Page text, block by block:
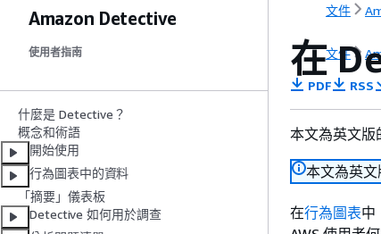
Amazon Detective
使用者指南
什麼是 Detective？
概念和術語
開始使用
行為圖表中的資料
「摘要」儀表板
Detective 如何用於調查
文件
文件
在
PDF RSS
本文為英文版
本文為英
在行為圖表中